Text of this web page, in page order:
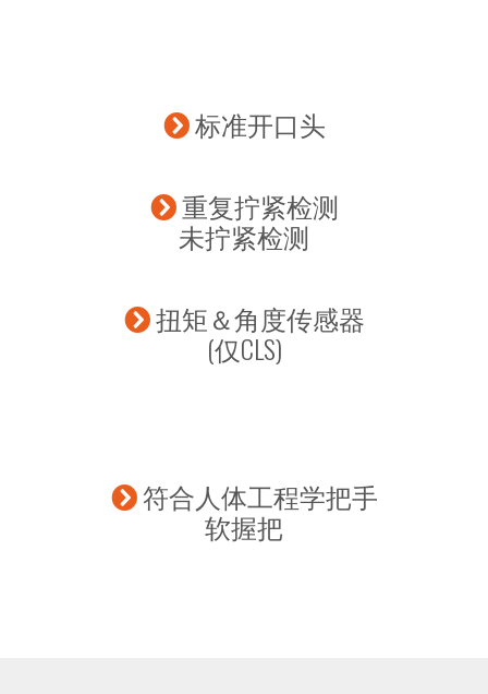
标准开口头
重复拧紧检测
未拧紧检测
扭矩＆角度传感器
(仅CLS)
符合人体工程学把手
软握把